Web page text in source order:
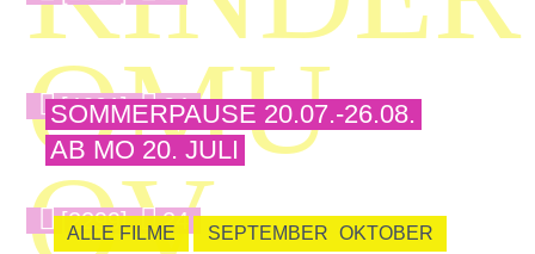
SOMMERPAUSE 20.07.-26.08.
AB MO 20. JULI
ALLE FILME SEPTEMBER OKTOBER
OMU
[4601] 24
OV
[2299] 24